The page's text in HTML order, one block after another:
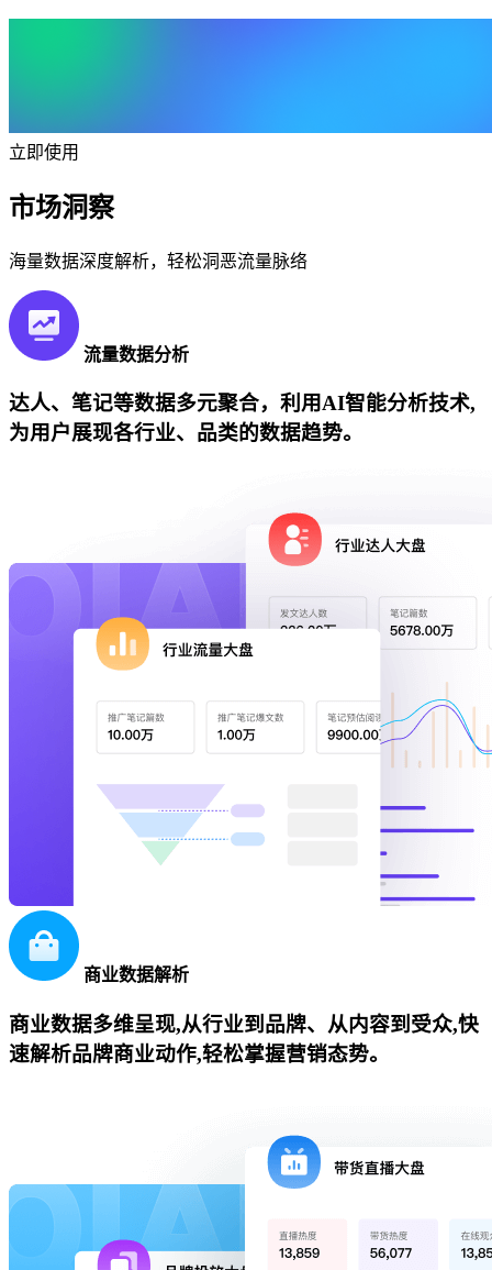
立即使用
市场洞察
海量数据深度解析，轻松洞恶流量脉络
流量数据分析
达人、笔记等数据多元聚合，利用AI智能分析技术,
为用户展现各行业、品类的数据趋势。
商业数据解析
商业数据多维呈现,从行业到品牌、从内容到受众,快
速解析品牌商业动作,轻松掌握营销态势。